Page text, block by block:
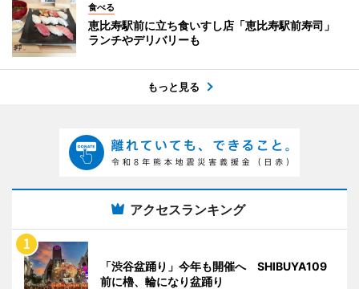
食べる
恵比寿駅前に立ち食いすし店「恵比寿駅前寿司」
ランチやデリバリーも
もっと見る
アクセスランキング
「渋谷盆踊り」今年も開催へ SHIBUYA109
前に櫓、輪になり盆踊り